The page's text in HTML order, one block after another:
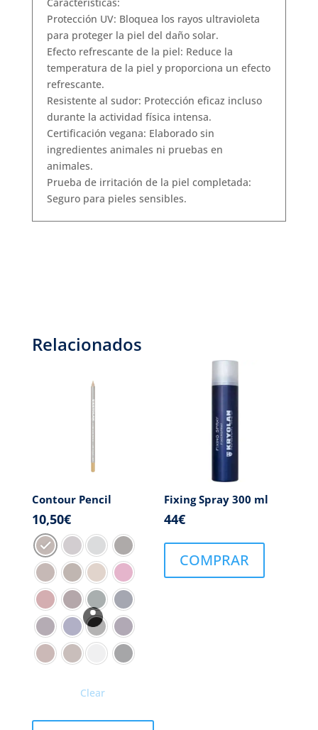
Características:
Protección UV: Bloquea los rayos ultravioleta
para proteger la piel del daño solar.
Efecto refrescante de la piel: Reduce la
temperatura de la piel y proporciona un efecto
refrescante.
Resistente al sudor: Protección eficaz incluso
durante la actividad física intensa.
Certificación vegana: Elaborado sin
ingredientes animales ni pruebas en
animales.
Prueba de irritación de la piel completada:
Seguro para pieles sensibles.
Relacionados
Contour Pencil
10,50€
Clear
Fixing Spray 300 ml
44€
COMPRAR